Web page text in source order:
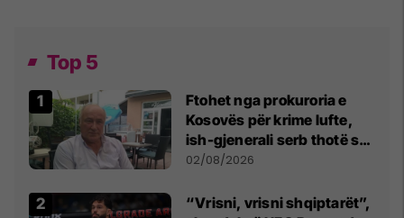
Top 5
Ftohet nga prokuroria e
Kosovës për krime lufte,
ish-gjenerali serb thotë se
dikush e tradhtoi në
02/08/2026
“Vrisni, vrisni shqiptarët”,